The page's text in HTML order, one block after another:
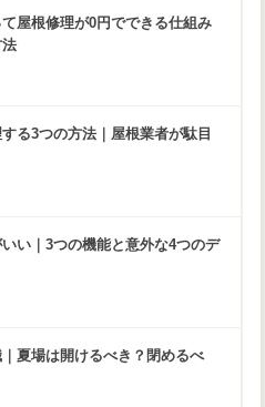
屋根修理が0円でできる仕組み
る3つの方法｜屋根業者が駄目
い｜3つの機能と意外な4つのデ
夏場は開けるべき？閉めるべ